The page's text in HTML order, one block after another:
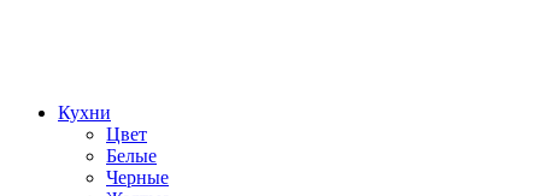
Кухни
Цвет
Белые
Черные